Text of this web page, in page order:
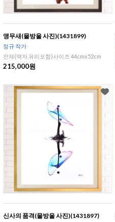
앵무새(물방울 사진)(1431899)
정규 작가
전체(액자,유리포함)사이즈 44cmx52cm
215,000원
신사의 품격(물방울 사진)(1431897)